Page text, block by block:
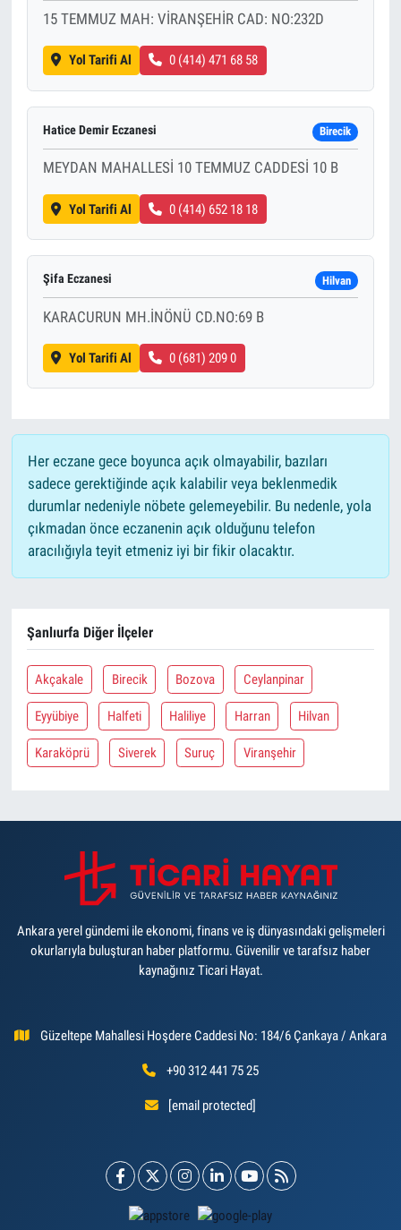
15 TEMMUZ MAH: VİRANŞEHİR CAD: NO:232D
Yol Tarifi Al 0 (414) 471 68 58
Hatice Demir Eczanesi Birecik
MEYDAN MAHALLESİ 10 TEMMUZ CADDESİ 10 B
Yol Tarifi Al 0 (414) 652 18 18
Şifa Eczanesi Hilvan
KARACURUN MH.İNÖNÜ CD.NO:69 B
Yol Tarifi Al 0 (681) 209 0
Her eczane gece boyunca açık olmayabilir, bazıları
sadece gerektiğinde açık kalabilir veya beklenmedik
durumlar nedeniyle nöbete gelemeyebilir. Bu nedenle, yola
çıkmadan önce eczanenin açık olduğunu telefon
aracılığıyla teyit etmeniz iyi bir fikir olacaktır.
Şanlıurfa Diğer İlçeler
Akçakale Birecik Bozova Ceylanpinar
Eyyübiye Halfeti Haliliye Harran Hilvan
Karaköprü Siverek Suruç Viranşehir
Ankara yerel gündemi ile ekonomi, finans ve iş dünyasındaki gelişmeleri
okurlarıyla buluşturan haber platformu. Güvenilir ve tarafsız haber
kaynağınız Ticari Hayat.
Güzeltepe Mahallesi Hoşdere Caddesi No: 184/6 Çankaya / Ankara
+90 312 441 75 25
[email protected]